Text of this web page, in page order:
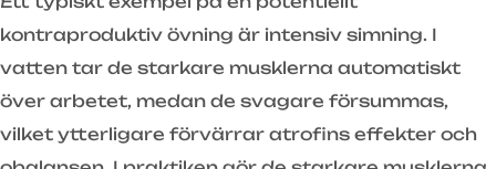
kontraproduktiv övning är intensiv simning. I
vatten tar de starkare musklerna automatiskt
över arbetet, medan de svagare försummas,
vilket ytterligare förvärrar atrofins effekter och